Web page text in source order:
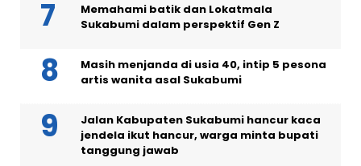
Memahami batik dan Lokatmala
Sukabumi dalam perspektif Gen Z
Masih menjanda di usia 40, intip 5 pesona
artis wanita asal Sukabumi
Jalan Kabupaten Sukabumi hancur kaca
jendela ikut hancur, warga minta bupati
tanggung jawab